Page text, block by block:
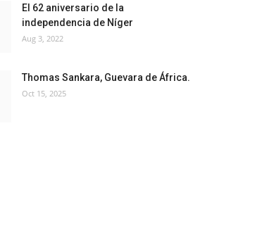
El 62 aniversario de la
independencia de Níger
Aug 3, 2022
Thomas Sankara, Guevara de África.
Oct 15, 2025